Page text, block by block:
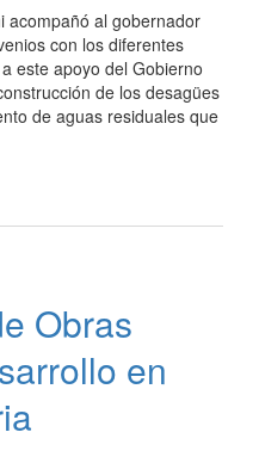
acompañó al gobernador
con los diferentes
este apoyo del Gobierno
de los desagües
de aguas residuales que
Obras
en